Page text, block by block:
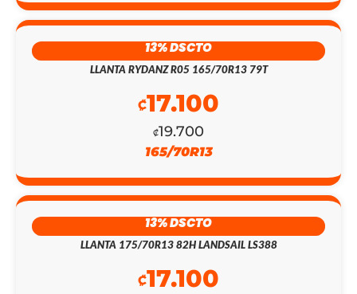
13% DSCTO
LLANTA RYDANZ R05 165/70R13 79T
₡19.700
₡17.100
165/70R13
13% DSCTO
LLANTA 175/70R13 82H LANDSAIL LS388
₡17.100
ORIGINAL
ERA:
₡147.200.
ACTUAL
ES:
₡128.000.